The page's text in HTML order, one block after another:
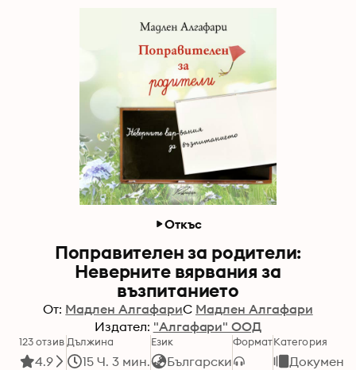
Откъс
Поправителен за родители:
Неверните вярвания за
възпитанието
От: Мадлен АлгафариС Мадлен Алгафари
Издател: "Алгафари" ООД
123 отзив
4.9
Дължина
15 Ч. 3 мин.
Език
Български
ФорматКатегория